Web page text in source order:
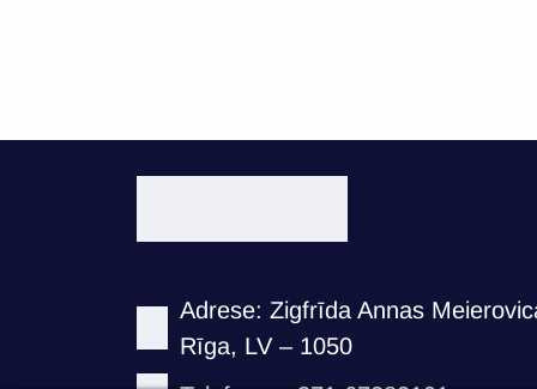
Adrese: Zigfrīda Annas
Rīga, LV – 1050